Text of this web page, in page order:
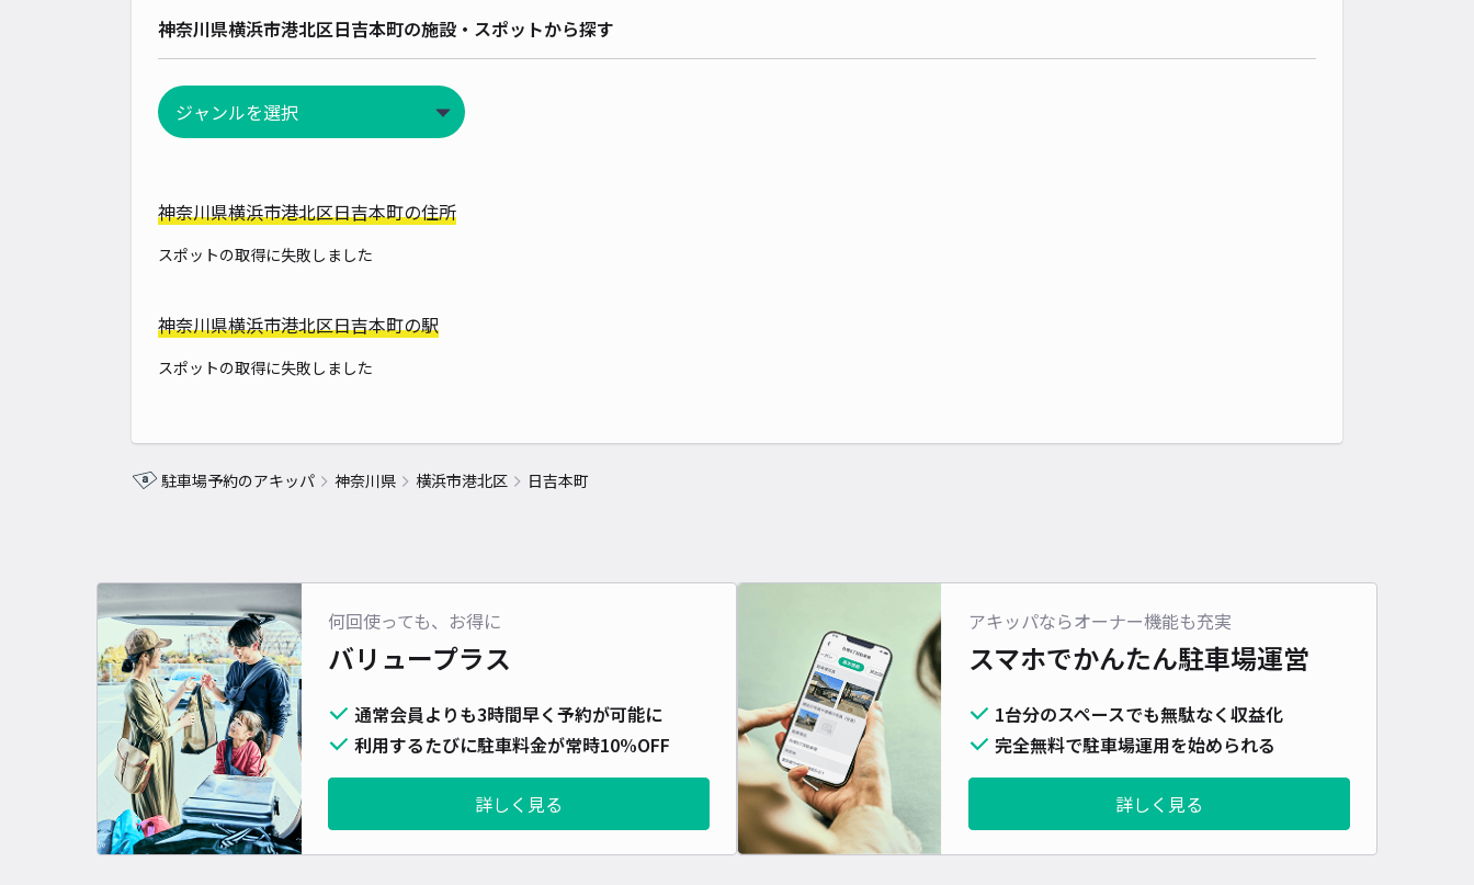
神奈川県横浜市港北区日吉本町の施設・スポットから探す
神奈川県横浜市港北区日吉本町の住所
スポットの取得に失敗しました
神奈川県横浜市港北区日吉本町の駅
スポットの取得に失敗しました
駐車場予約のアキッパ 神奈川県 横浜市港北区 日吉本町
何回使っても、お得に
バリュープラス
通常会員よりも3時間早く予約が可能に
利用するたびに駐車料金が常時10%OFF
詳しく見る
アキッパならオーナー機能も充実
スマホでかんたん駐車場運営
1台分のスペースでも無駄なく収益化
完全無料で駐車場運用を始められる
詳しく見る